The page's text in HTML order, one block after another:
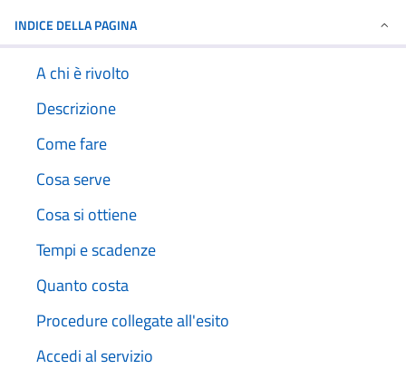
INDICE DELLA PAGINA
A chi è rivolto
Descrizione
Come fare
Cosa serve
Cosa si ottiene
Tempi e scadenze
Quanto costa
Procedure collegate all'esito
Accedi al servizio